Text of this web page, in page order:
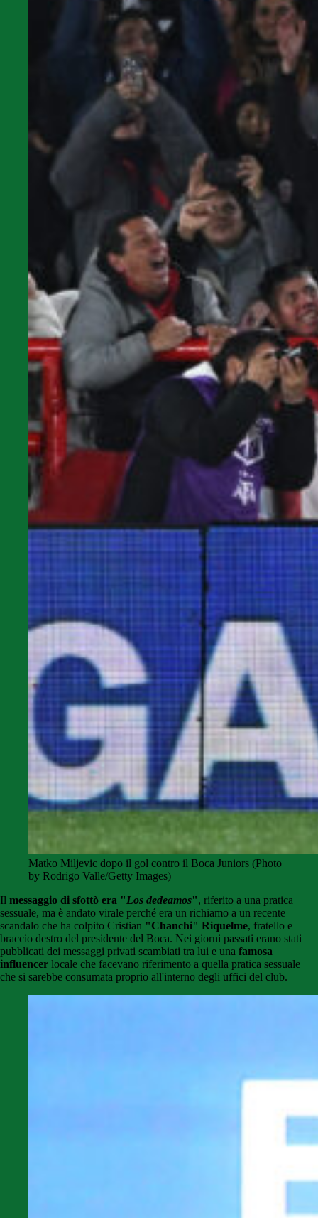
Matko Miljevic dopo il gol contro il Boca Juniors (Photo
by Rodrigo Valle/Getty Images)
Il messaggio di sfottò era "Los dedeamos", riferito a una pratica
sessuale, ma è andato virale perché era un richiamo a un recente
scandalo che ha colpito Cristian "Chanchi" Riquelme, fratello e
braccio destro del presidente del Boca. Nei giorni passati erano stati
pubblicati dei messaggi privati scambiati tra lui e una famosa
influencer locale che facevano riferimento a quella pratica sessuale
che si sarebbe consumata proprio all'interno degli uffici del club.